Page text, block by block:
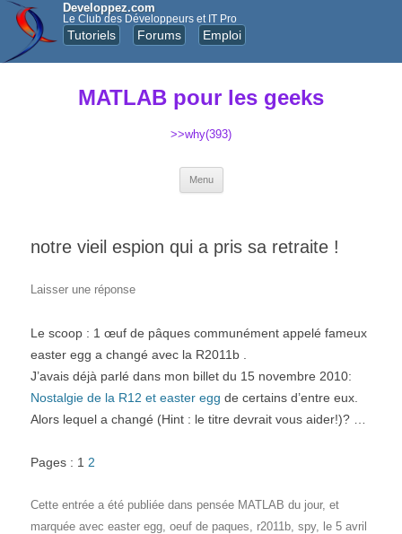
Developpez.com
Le Club des Développeurs et IT Pro
Tutoriels Forums Emploi
MATLAB pour les geeks
>>why(393)
Menu
notre vieil espion qui a pris sa retraite !
Laisser une réponse
Le scoop : 1 œuf de pâques communément appelé fameux
easter egg a changé avec la R2011b .
J’avais déjà parlé dans mon billet du 15 novembre 2010:
Nostalgie de la R12 et easter egg de certains d’entre eux.
Alors lequel a changé (Hint : le titre devrait vous aider!)? …
Pages : 1 2
Cette entrée a été publiée dans pensée MATLAB du jour, et
marquée avec easter egg, oeuf de paques, r2011b, spy, le 5 avril